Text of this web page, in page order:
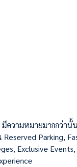
ความหมายมากกว่านั้
Reserved Parking,
Exclusive